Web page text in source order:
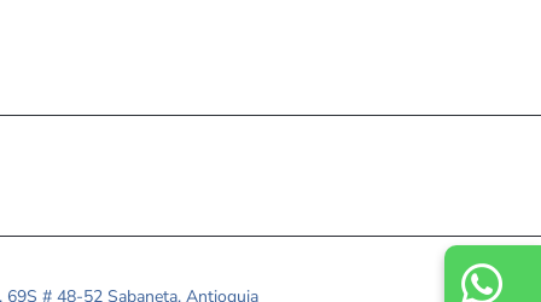
69S # 48-52 Sabaneta, Antioquia